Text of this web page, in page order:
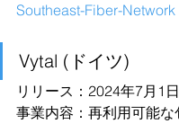
Southeast-Fiber-Network
Vytal (ドイツ)
リリース：2024年7月1日
事業内容：再利用可能な